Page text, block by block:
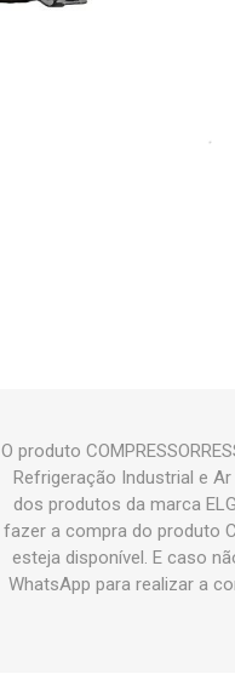
O produto
Refrigeração Industrial e Ar
dos produtos da marca
fazer a compra do produto
esteja disponível. E caso
WhatsApp para realizar a